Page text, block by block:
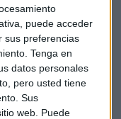
puede acceder
sus preferencias
Tenga en
datos personales
pero usted tiene
Sus
web. Puede
5.000 puestos de
de euros
conRWEy que
Innogy.Los títulos
que prevé invertir